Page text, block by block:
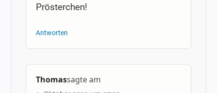
Prösterchen!
Antworten
Thomassagte am